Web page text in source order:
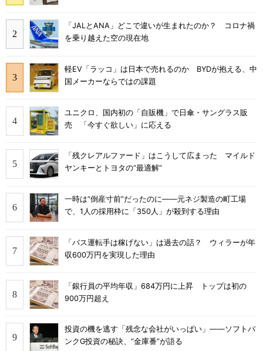
「JALとANA」どこで違いが生まれたのか？ コロナ禍
を乗り越えた空の現在地
軽EV「ラッコ」は日本で売れるのか BYDが抱える、中
国メーカーならではの課題
ユニクロ、国内初の「自販機」で日傘・サングラス販
売 「今すぐ欲しい」に応える
「残クレアルファード」はこうして広まった マイルド
ヤンキーとトヨタの“最適解”
一時は“倒産寸前”だったのに――元ネジ製造の町工場
で、1人の採用枠に「350人」が殺到する理由
「バス運転手は稼げない」は過去の話？ ウィラーが年
収600万円を実現した理由
「銀行員の平均年収」684万円に上昇 トップは初の
900万円超え
投資の機を逃す「残念な会社がいっぱい」――ソフトバ
ンクG投資の秘訣、“金庫番”が語る